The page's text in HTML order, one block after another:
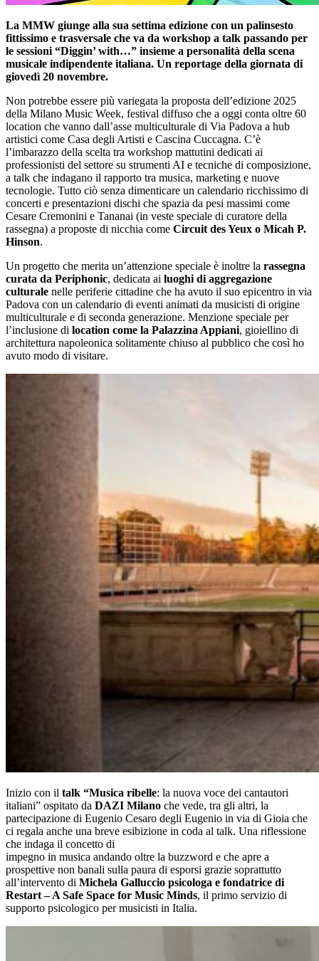
La MMW giunge alla sua settima edizione con un palinsesto
fittissimo e trasversale che va da workshop a talk passando per
le sessioni “Diggin’ with…” insieme a personalità della scena
musicale indipendente italiana. Un reportage della giornata di
giovedì 20 novembre.
Non potrebbe essere più variegata la proposta dell’edizione 2025
della Milano Music Week, festival diffuso che a oggi conta oltre 60
location che vanno dall’asse multiculturale di Via Padova a hub
artistici come Casa degli Artisti e Cascina Cuccagna. C’è
l’imbarazzo della scelta tra workshop mattutini dedicati ai
professionisti del settore su strumenti AI e tecniche di composizione,
a talk che indagano il rapporto tra musica, marketing e nuove
tecnologie. Tutto ciò senza dimenticare un calendario ricchissimo di
concerti e presentazioni dischi che spazia da pesi massimi come
Cesare Cremonini e Tananai (in veste speciale di curatore della
rassegna) a proposte di nicchia come Circuit des Yeux o Micah P.
Hinson.
Un progetto che merita un’attenzione speciale è inoltre la rassegna
curata da Periphonic, dedicata ai luoghi di aggregazione
culturale nelle periferie cittadine che ha avuto il suo epicentro in via
Padova con un calendario di eventi animati da musicisti di origine
multiculturale e di seconda generazione. Menzione speciale per
l’inclusione di location come la Palazzina Appiani, gioiellino di
architettura napoleonica solitamente chiuso al pubblico che così ho
avuto modo di visitare.
Inizio con il talk “Musica ribelle: la nuova voce dei cantautori
italiani” ospitato da DAZI Milano che vede, tra gli altri, la
partecipazione di Eugenio Cesaro degli Eugenio in via di Gioia che
ci regala anche una breve esibizione in coda al talk. Una riflessione
che indaga il concetto di
impegno in musica andando oltre la buzzword e che apre a
prospettive non banali sulla paura di esporsi grazie soprattutto
all’intervento di Michela Galluccio psicologa e fondatrice di
Restart – A Safe Space for Music Minds, il primo servizio di
supporto psicologico per musicisti in Italia.